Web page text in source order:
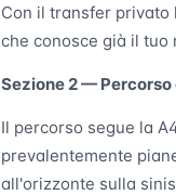
Con il transfer privato
che conosce già il tuo
Sezione 2 —
Il percorso segue la
prevalentemente
all'orizzonte sulla